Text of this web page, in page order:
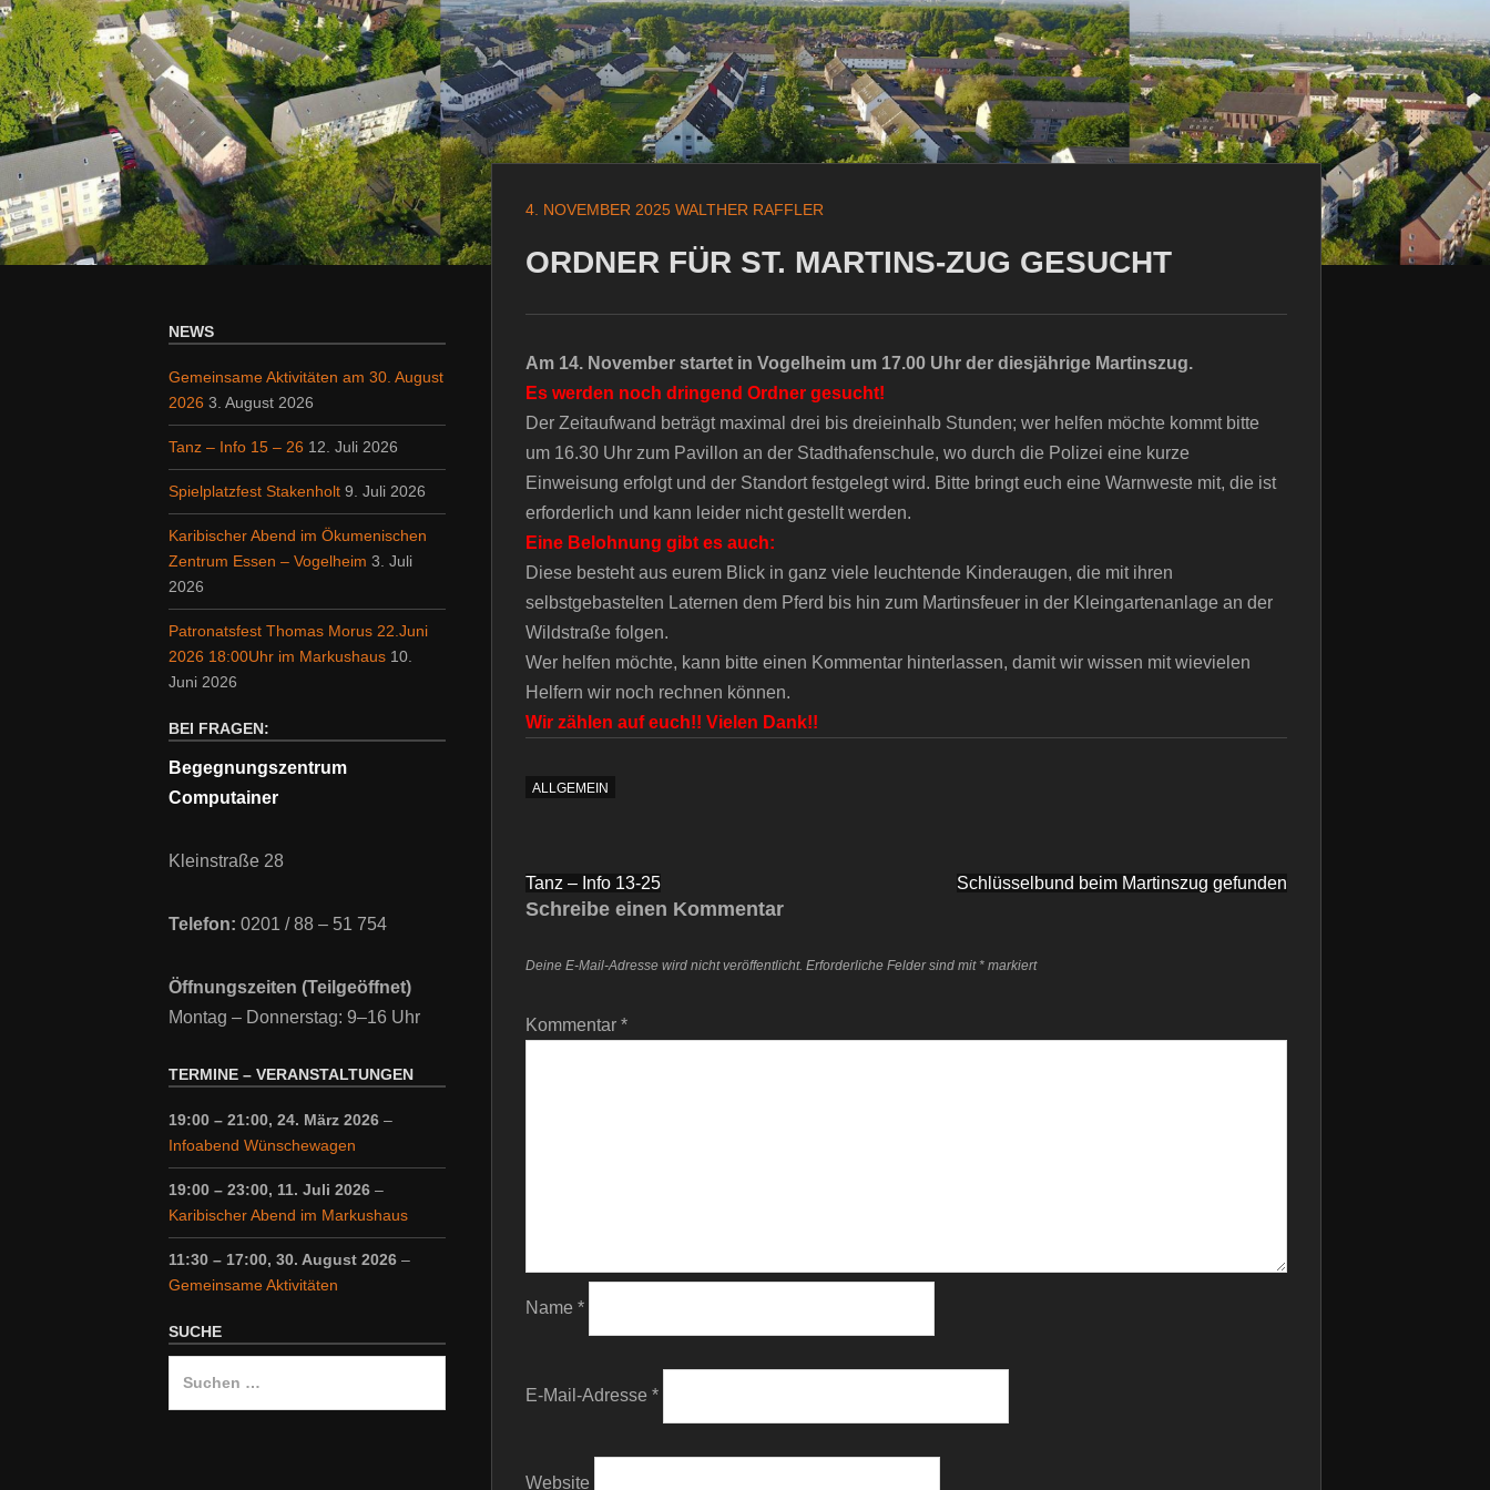
4. NOVEMBER 2025 WALTHER RAFFLER
ORDNER FÜR ST. MARTINS-ZUG GESUCHT
Am 14. November startet in Vogelheim um 17.00 Uhr der diesjährige Martinszug.
Es werden noch dringend Ordner gesucht!
Der Zeitaufwand beträgt maximal drei bis dreieinhalb Stunden; wer helfen möchte kommt bitte
um 16.30 Uhr zum Pavillon an der Stadthafenschule, wo durch die Polizei eine kurze
Einweisung erfolgt und der Standort festgelegt wird. Bitte bringt euch eine Warnweste mit, die ist
erforderlich und kann leider nicht gestellt werden.
Eine Belohnung gibt es auch:
Diese besteht aus eurem Blick in ganz viele leuchtende Kinderaugen, die mit ihren
selbstgebastelten Laternen dem Pferd bis hin zum Martinsfeuer in der Kleingartenanlage an der
Wildstraße folgen.
Wer helfen möchte, kann bitte einen Kommentar hinterlassen, damit wir wissen mit wievielen
Helfern wir noch rechnen können.
Wir zählen auf euch!! Vielen Dank!!
ALLGEMEIN
Beitragsnavigation
Tanz – Info 13-25 Schlüsselbund beim Martinszug gefunden
Schreibe einen Kommentar
Deine E-Mail-Adresse wird nicht veröffentlicht. Erforderliche Felder sind mit * markiert
Kommentar*
Name*
E-Mail-Adresse*
Website
NEWS
Gemeinsame Aktivitäten am 30. August
2026 3. August 2026
Tanz – Info 15 – 26 12. Juli 2026
Spielplatzfest Stakenholt 9. Juli 2026
Karibischer Abend im Ökumenischen
Zentrum Essen – Vogelheim 3. Juli
2026
Patronatsfest Thomas Morus 22.Juni
2026 18:00Uhr im Markushaus 10.
Juni 2026
BEI FRAGEN:
Begegnungszentrum
Computainer
Kleinstraße 28
Telefon: 0201 / 88 – 51 754
Öffnungszeiten (Teilgeöffnet)
Montag – Donnerstag: 9–16 Uhr
TERMINE – VERANSTALTUNGEN
19:00 – 21:00, 24. März 2026 –
Infoabend Wünschewagen
19:00 – 23:00, 11. Juli 2026 –
Karibischer Abend im Markushaus
11:30 – 17:00, 30. August 2026 –
Gemeinsame Aktivitäten
SUCHE